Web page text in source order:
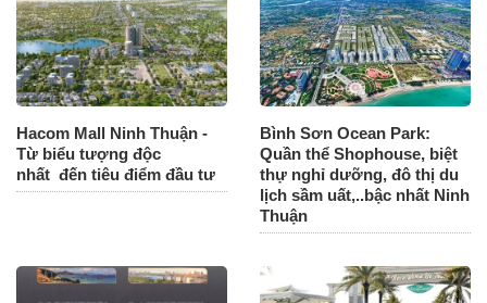
Hacom Mall Ninh Thuận -
Từ biểu tượng độc
nhất đến tiêu điểm đầu tư
Bình Sơn Ocean Park:
Quần thể Shophouse, biệt
thự nghỉ dưỡng, đô thị du
lịch sầm uất,..bậc nhất Ninh
Thuận